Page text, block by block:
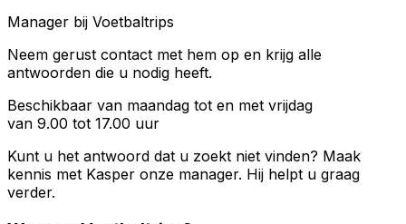
Manager bij Voetbaltrips
Neem gerust contact met hem op en krijg alle
antwoorden die u nodig heeft.
Beschikbaar van maandag tot en met vrijdag
van 9.00 tot 17.00 uur
Kunt u het antwoord dat u zoekt niet vinden? Maak
kennis met Kasper onze manager. Hij helpt u graag
verder.